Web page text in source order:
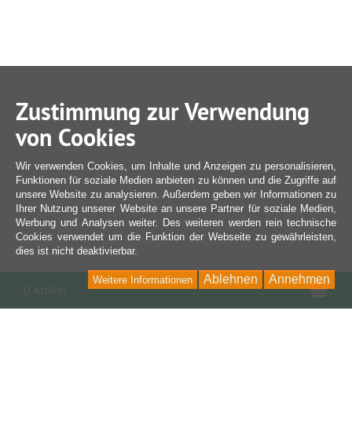
Zustimmung zur Verwendung
von Cookies
Wir verwenden Cookies, um Inhalte und Anzeigen zu personalisieren,
Funktionen für soziale Medien anbieten zu können und die Zugriffe auf
unsere Website zu analysieren. Außerdem geben wir Informationen zu
Ihrer Nutzung unserer Website an unsere Partner für soziale Medien,
Werbung und Analysen weiter. Des weiteren werden rein technische
Cookies verwendet um die Funktion der Webseite zu gewährleisten,
dies ist nicht deaktivierbar.
Annehmen
Ablehnen
Weitere Informationen